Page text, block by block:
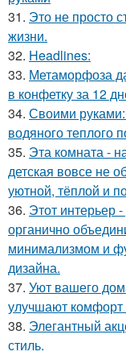
31. Это не просто
жизни.
32. Headlines:
33. Метаморфоза
в конфетку за 12
34. Своими
водяного теплого
35. Эта комната -
детская вовсе не
уютной, тёплой и
36. Этот интерьер
органично
минимализмом и
дизайна.
37. Уют вашего
улучшают
38. Элегантный
стиль.